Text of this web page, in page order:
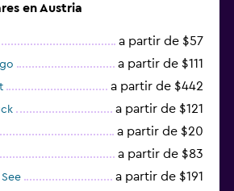
en Austria
a partir de $57
a partir de $111
a partir de $442
a partir de $121
a partir de $20
a partir de $83
a partir de $191